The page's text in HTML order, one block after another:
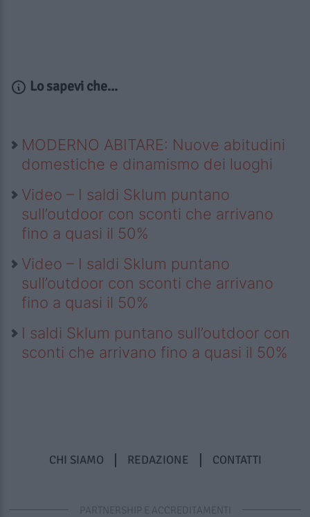
Lo sapevi che...
MODERNO ABITARE: Nuove abitudini
domestiche e dinamismo dei luoghi
Video – I saldi Sklum puntano
sull’outdoor con sconti che arrivano
fino a quasi il 50%
Video – I saldi Sklum puntano
sull’outdoor con sconti che arrivano
fino a quasi il 50%
I saldi Sklum puntano sull’outdoor con
sconti che arrivano fino a quasi il 50%
CHI SIAMO REDAZIONE CONTATTI
PARTNERSHIP E ACCREDITAMENTI